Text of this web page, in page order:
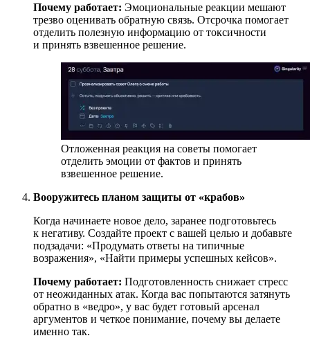
Почему работает: Эмоциональные реакции мешают
трезво оценивать обратную связь. Отсрочка помогает
отделить полезную информацию от токсичности
и принять взвешенное решение.
Отложенная реакция на советы помогает
отделить эмоции от фактов и принять
взвешенное решение.
Вооружитесь планом защиты от «крабов»
Когда начинаете новое дело, заранее подготовьтесь
к негативу. Создайте проект с вашей целью и добавьте
подзадачи: «Продумать ответы на типичные
возражения», «Найти примеры успешных кейсов».
Почему работает: Подготовленность снижает стресс
от неожиданных атак. Когда вас попытаются затянуть
обратно в «ведро», у вас будет готовый арсенал
аргументов и четкое понимание, почему вы делаете
именно так.